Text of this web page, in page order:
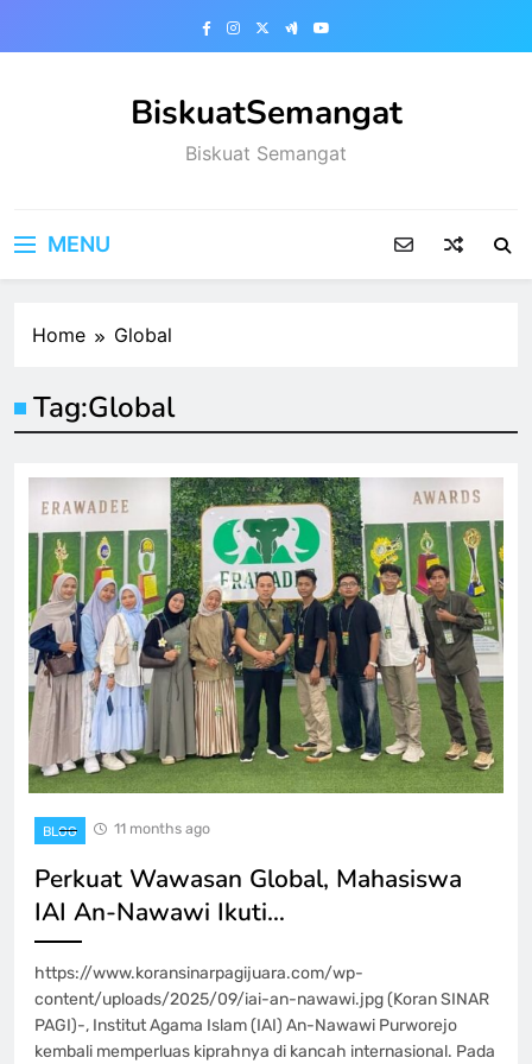
BiskuatSemangat
Biskuat Semangat
MENU
Home Global
Tag:Global
BLOG 11 months ago
Perkuat Wawasan Global, Mahasiswa
IAI An-Nawawi Ikuti…
https://www.koransinarpagijuara.com/wp-
content/uploads/2025/09/iai-an-nawawi.jpg (Koran SINAR
PAGI)-, Institut Agama Islam (IAI) An-Nawawi Purworejo
kembali memperluas kiprahnya di kancah internasional. Pada